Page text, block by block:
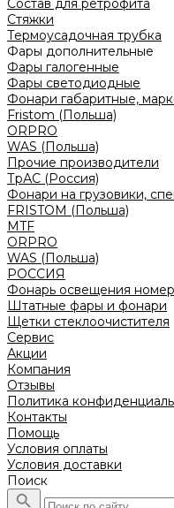
Состав для ретрофита
Стяжки
Термоусадочная трубка
Фары дополнительные
Фары галогенные
Фары светодиодные
Фонари габаритные,
Fristom (Польша)
ORPRO
WAS (Польша)
Прочие производители
ТрАС (Россия)
Фонари на грузовики,
FRISTOM (Польша)
MTF
ORPRO
WAS (Польша)
РОССИЯ
Фонарь освещения
Штатные фары и фонари
Щетки стеклоочистителя
Сервис
Акции
Компания
Отзывы
Политика
Контакты
Помощь
Условия оплаты
Условия доставки
Поиск